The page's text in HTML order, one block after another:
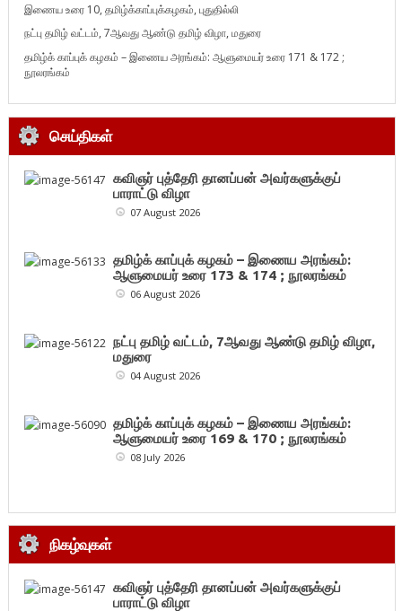
இணைய உரை 10, தமிழ்க்காப்புக்கழகம், புதுதில்லி
நட்பு தமிழ் வட்டம், 7ஆவது ஆண்டு தமிழ் விழா, மதுரை
தமிழ்க் காப்புக் கழகம் – இணைய அரங்கம்: ஆளுமையர் உரை 171 & 172 ;
நூலரங்கம்
செய்திகள்
கவிஞர் புத்தேரி தானப்பன் அவர்களுக்குப்
பாராட்டு விழா
07 August 2026
தமிழ்க் காப்புக் கழகம் – இணைய அரங்கம்:
ஆளுமையர் உரை 173 & 174 ; நூலரங்கம்
06 August 2026
நட்பு தமிழ் வட்டம், 7ஆவது ஆண்டு தமிழ் விழா,
மதுரை
04 August 2026
தமிழ்க் காப்புக் கழகம் – இணைய அரங்கம்:
ஆளுமையர் உரை 169 & 170 ; நூலரங்கம்
08 July 2026
நிகழ்வுகள்
கவிஞர் புத்தேரி தானப்பன் அவர்களுக்குப்
பாராட்டு விழா